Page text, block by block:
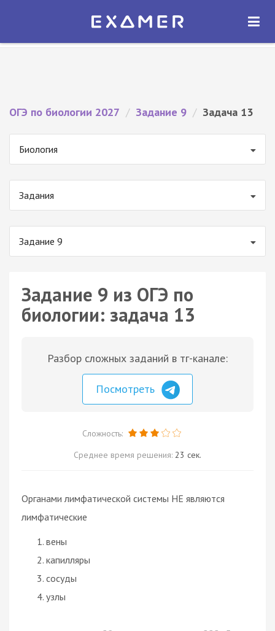
Экзамер — ЕГЭ 2027
ОТКРЫТЬ
ОГЭ по биологии 2027 / Задание 9 / Задача 13
Биология
Задания
Задание 9
Задание 9 из ОГЭ по
биологии: задача 13
Разбор сложных заданий в тг-канале:
Посмотреть
Сложность:
Среднее время решения: 23 сек.
Органами лимфатической системы НЕ являются
лимфатические
вены
капилляры
сосуды
узлы